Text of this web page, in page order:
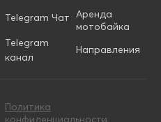
Telegram Чат
Telegram
канал
Аренда
мотобайка
Направления
Политика
конфиденциальности